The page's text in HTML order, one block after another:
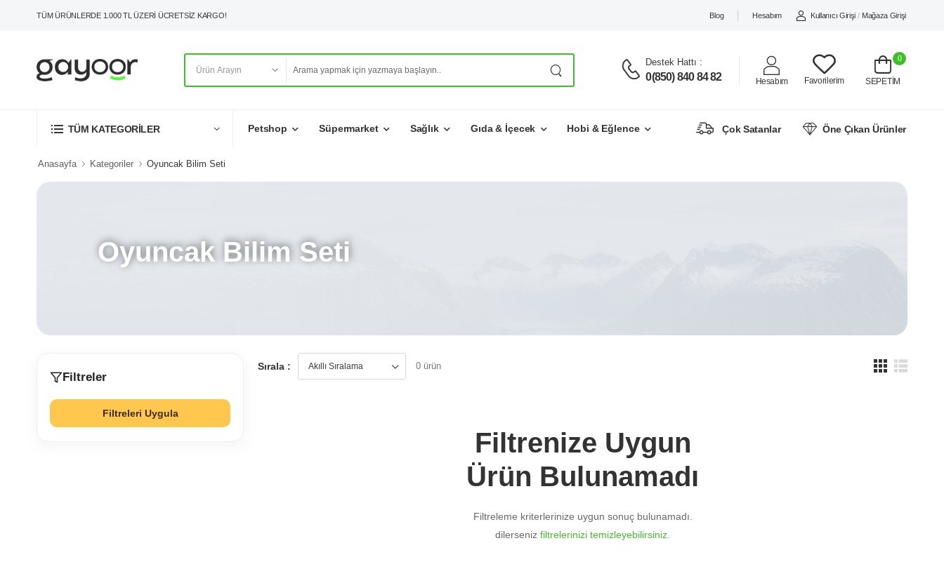
TÜM ÜRÜNLERDE 1.000 TL ÜZERİ ÜCRETSİZ KARGO! Blog Hesabım Kullanıcı Girişi / Mağaza Girişi
Destek Hattı :
0(850) 840 84 82 Hesabım Favorilerim
0
SEPETİM
TÜM KATEGORİLER Petshop Süpermarket Sağlık Gıda & İçecek Hobi & Eğlence Çok Satanlar Öne Çıkan Ürünler
Anasayfa Kategoriler Oyuncak Bilim Seti
Oyuncak Bilim Seti
Filtreler
Filtreleri Uygula
Sırala : 0 ürün
Filtrenize Uygun
Ürün Bulunamadı
Filtreleme kriterlerinize uygun sonuç bulunamadı.
dilerseniz filtrelerinizi temizleyebilirsiniz.